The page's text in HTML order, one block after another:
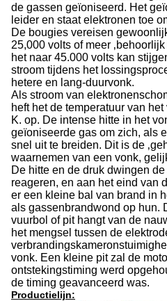
de gassen geïoniseerd. Het
leider en staat elektronen toe
De bougies vereisen
25,000 volts of meer
het naar 45.000 volts kan
stroom tijdens het
hetere en lang-duurvonk.
Als stroom van
heft het de temperatuur van
K. op. De intense hitte in het
geïoniseerde gas om zich, als
snel uit te breiden. Dit is de
waarnemen van een vonk,
De hitte en de druk dwingen
reageren, en aan het eind van
er een kleine bal van brand in
als gassenbrandwond op hun.
vuurbol of pit hangt van de
het mengsel tussen de
vonk. Een kleine pit zal de
ontstekingstiming werd
de timing geavanceerd was.
Productielijn: